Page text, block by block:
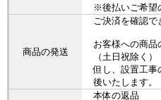
※後払いご希望
商品の発送
ご決済を確認で
お客様への商品
（土日祝除く）
但し、設置工事
後いたします。
本体の返品